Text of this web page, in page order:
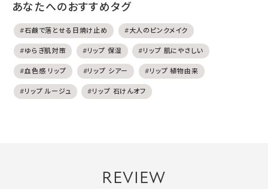
あなたへのおすすめタグ
#石鹸で落とせる日焼け止め #大人のピンクメイク
#ゆらぎ肌対策 #リップ 保湿 #リップ 肌にやさしい
#血色感 リップ #リップ シアー #リップ 植物由来
#リップ ルージュ #リップ 石けんオフ
REVIEW